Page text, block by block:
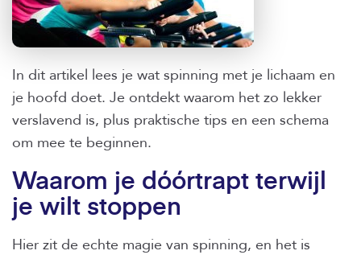
In dit artikel lees je wat spinning met je lichaam en
je hoofd doet. Je ontdekt waarom het zo lekker
verslavend is, plus praktische tips en een schema
om mee te beginnen.
Waarom je dóórtrapt terwijl
je wilt stoppen
Hier zit de echte magie van spinning, en het is